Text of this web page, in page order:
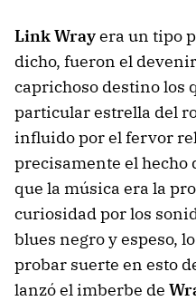
Link Wrayera un tipo
dicho, fueron el
caprichoso destino los
particular estrella del
influido por el fervor
precisamente el hecho
que la música era la
curiosidad por los
blues negro y espeso,
probar suerte en esto
lanzó el imberbe de